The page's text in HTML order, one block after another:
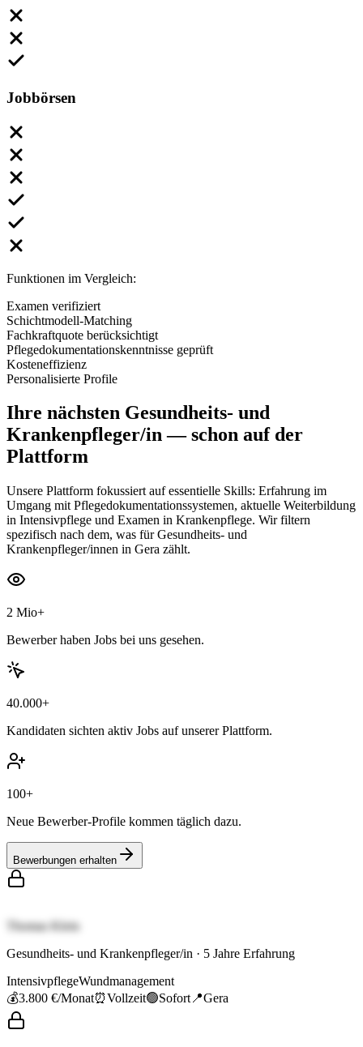
Jobbörsen
Funktionen im Vergleich:
Examen verifiziert
Schichtmodell-Matching
Fachkraftquote berücksichtigt
Pflegedokumentationskenntnisse geprüft
Kosteneffizienz
Personalisierte Profile
Ihre nächsten Gesundheits- und
Krankenpfleger/in— schon auf der
Plattform
Unsere Plattform fokussiert auf essentielle Skills: Erfahrung im
Umgang mit Pflegedokumentationssystemen, aktuelle Weiterbildung
in Intensivpflege und Examen in Krankenpflege. Wir filtern
spezifisch nach dem, was für Gesundheits- und
Krankenpfleger/innen in Gera zählt.
2 Mio+
Bewerber haben Jobs bei uns gesehen.
40.000+
Kandidaten sichten aktiv Jobs auf unserer Plattform.
100+
Neue Bewerber-Profile kommen täglich dazu.
Bewerbungen erhalten
Thomas Klein
Gesundheits- und Krankenpfleger/in · 5 Jahre Erfahrung
IntensivpflegeWundmanagement
💰3.800 €/Monat⏰Vollzeit🟢Sofort 📍Gera